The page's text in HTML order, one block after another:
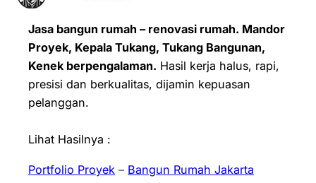
Jasa bangun rumah – renovasi rumah. Mandor
Proyek, Kepala Tukang, Tukang Bangunan,
Kenek berpengalaman. Hasil kerja halus, rapi,
presisi dan berkualitas, dijamin kepuasan
pelanggan.
Lihat Hasilnya :
Portfolio Proyek – Bangun Rumah Jakarta